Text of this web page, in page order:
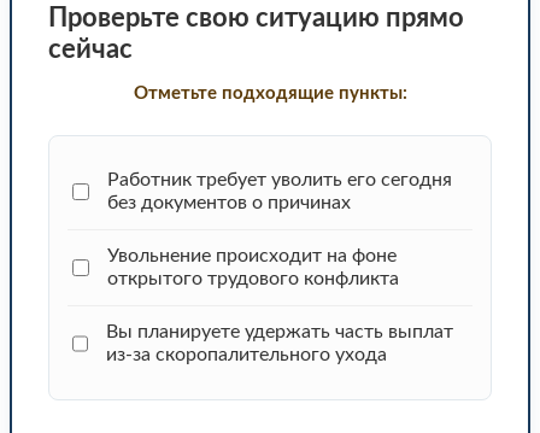
Проверьте свою ситуацию прямо
сейчас
Отметьте подходящие пункты:
Работник требует уволить его сегодня
без документов о причинах
Увольнение происходит на фоне
открытого трудового конфликта
Вы планируете удержать часть выплат
из-за скоропалительного ухода